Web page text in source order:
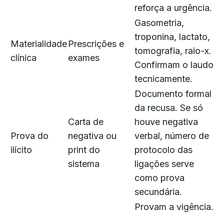
reforça a urgência.
Materialidade
clínica
Prescrições e
exames
Gasometria,
troponina, lactato,
tomografia, raio-x.
Confirmam o laudo
tecnicamente.
Prova do
ilícito
Carta de
negativa ou
print do
sistema
Documento formal
da recusa. Se só
houve negativa
verbal, número de
protocolo das
ligações serve
como prova
secundária.
Provam a vigência.